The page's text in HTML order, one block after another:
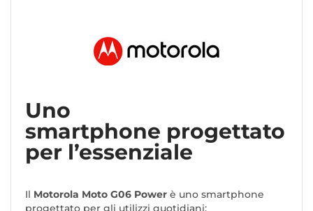
Uno
smartphone progettato
per l’essenziale
Il Motorola Moto G06 Power è uno smartphone
progettato per gli utilizzi quotidiani: